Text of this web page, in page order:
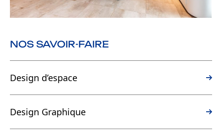
NOS SAVOIR-FAIRE
Design d’espace
Design Graphique